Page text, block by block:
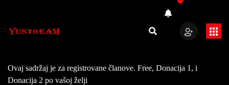
Ovaj sadržaj je za registrovane članove. Free, Donacija 1, i
Donacija 2 po vašoj želji